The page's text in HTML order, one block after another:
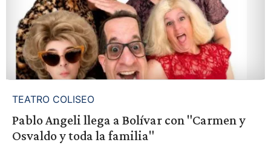
TEATRO COLISEO
Pablo Angeli llega a Bolívar con "Carmen y
Osvaldo y toda la familia"